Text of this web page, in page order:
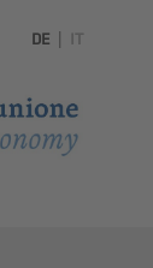
DE IT